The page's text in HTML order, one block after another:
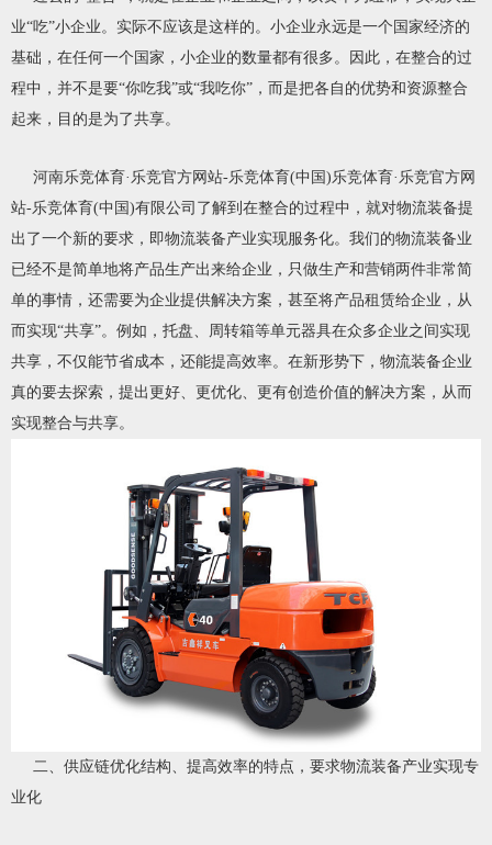
业“吃”小企业。实际不应该是这样的。小企业永远是一个国家经济的
基础，在任何一个国家，小企业的数量都有很多。因此，在整合的过
程中，并不是要“你吃我”或“我吃你”，而是把各自的优势和资源整合
起来，目的是为了共享。
河南乐竞体育·乐竞官方网站-乐竞体育(中国)乐竞体育·乐竞官方网
站-乐竞体育(中国)有限公司了解到在整合的过程中，就对物流装备提
出了一个新的要求，即物流装备产业实现服务化。我们的物流装备业
已经不是简单地将产品生产出来给企业，只做生产和营销两件非常简
单的事情，还需要为企业提供解决方案，甚至将产品租赁给企业，从
而实现“共享”。例如，托盘、周转箱等单元器具在众多企业之间实现
共享，不仅能节省成本，还能提高效率。在新形势下，物流装备企业
真的要去探索，提出更好、更优化、更有创造价值的解决方案，从而
实现整合与共享。
二、供应链优化结构、提高效率的特点，要求物流装备产业实现专
业化